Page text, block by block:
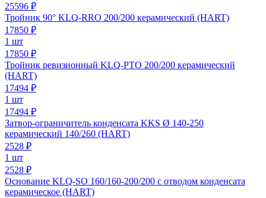
25596 ₽
Тройник 90° KLQ-RRO 200/200 керамический (HART)
17850 ₽
1 шт
17850 ₽
Тройник ревизионный KLQ-PTO 200/200 керамический
(HART)
17494 ₽
1 шт
17494 ₽
Затвор-ограничитель конденсата KKS Ø 140-250
керамический 140/260 (HART)
2528 ₽
1 шт
2528 ₽
Основание KLQ-SO 160/160-200/200 с отводом конденсата
керамическое (HART)